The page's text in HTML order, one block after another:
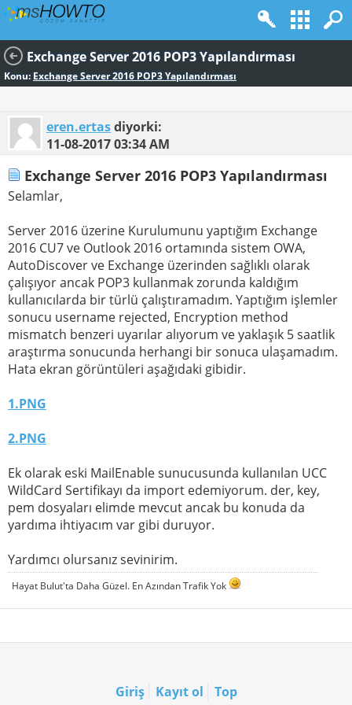
Exchange Server 2016 POP3 Yapılandırması
Konu: Exchange Server 2016 POP3 Yapılandırması
eren.ertasdiyorki:
11-08-201703:34 AM
Exchange Server 2016 POP3 Yapılandırması
Selamlar,
Server 2016 üzerine Kurulumunu yaptığım Exchange
2016 CU7 ve Outlook 2016 ortamında sistem OWA,
AutoDiscover ve Exchange üzerinden sağlıklı olarak
çalışıyor ancak POP3 kullanmak zorunda kaldığım
kullanıcılarda bir türlü çalıştıramadım. Yaptığım işlemler
sonucu username rejected, Encryption method
mismatch benzeri uyarılar alıyorum ve yaklaşık 5 saatlik
araştırma sonucunda herhangi bir sonuca ulaşamadım.
Hata ekran görüntüleri aşağıdaki gibidir.
1.PNG
2.PNG
Ek olarak eski MailEnable sunucusunda kullanılan UCC
WildCard Sertifikayı da import edemiyorum. der, key,
pem dosyaları elimde mevcut ancak bu konuda da
yardıma ihtiyacım var gibi duruyor.
Yardımcı olursanız sevinirim.
Hayat Bulut'ta Daha Güzel. En Azından Trafik Yok
Giriş Kayıt ol Top